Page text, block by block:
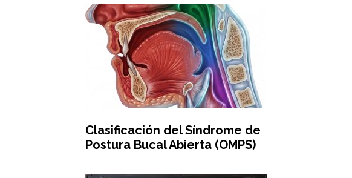
Clasificación del Síndrome de
Postura Bucal Abierta (OMPS)